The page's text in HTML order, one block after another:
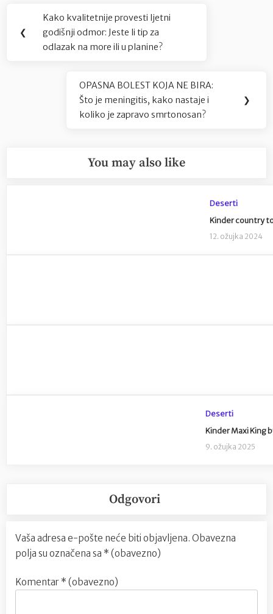
Navigacija
objava
❮
Previous
Post:
Kako kvalitetnije provesti ljetni
godišnji odmor: Jeste li tip za
odlazak na more ili u planine?
Next
Post:
OPASNA BOLEST KOJA NE BIRA:
Što je meningitis, kako nastaje i
koliko je zapravo smrtonosan?
❯
You may also like
Deserti
Kinder country
12. ožujka 2024
Deserti
Kinder Maxi King
9. ožujka 2025
Odgovori
Vaša adresa e-pošte neće biti objavljena. Obavezna
polja su označena sa * (obavezno)
Komentar * (obavezno)